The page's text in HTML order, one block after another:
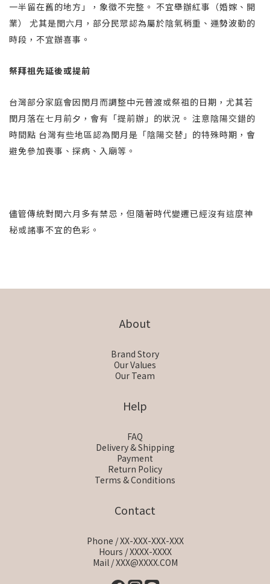
一半留在舊的地方」，象徵不完整。 不宜舉辦紅事（婚嫁、開
業） 尤其是閏六月，部分民眾認為屬於陰氣稍重、運勢波動的
時段，不宜辦喜事。
祭拜祖先延後或提前
台灣部分家庭會因閏月而調整中元普渡或祭祖的日期，尤其若
閏月落在七月前夕，會有「提前辦」的狀況。 注意陰陽交錯的
時間點 台灣有些地區認為閏月是「陰陽交替」的特殊時期，會
避免參加喪事、探病、入廟等。
儘管傳統對閏六月多有禁忌，但隨著時代變遷已經沒有這麼神
秘或諸事不宜的色彩。
About
Brand Story
Our Values
Our Team
Help
FAQ
Delivery & Shipping
Payment
Return Policy
Terms & Conditions
Contact
Phone / XX-XXX-XXX-XXX
Hours / XXXX-XXXX
Mail / XXX@XXXX.COM